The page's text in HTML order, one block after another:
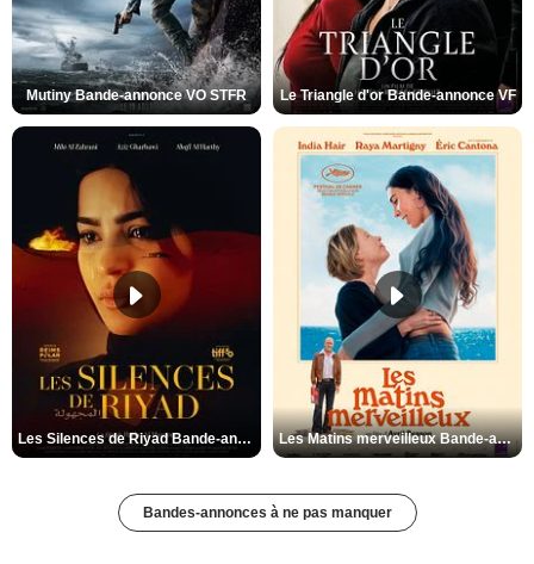
Mutiny Bande-annonce VO STFR Le Triangle d'or Bande-annonce VF
Les Silences de Riyad Bande-annonce VO STFR Les Matins merveilleux Bande-annonce VF
Bandes-annonces à ne pas manquer